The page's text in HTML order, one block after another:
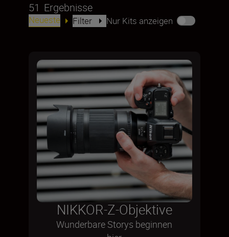
51 Ergebnisse
Neueste Filter Nur Kits anzeigen
NIKKOR-Z-Objektive
Wunderbare Storys beginnen